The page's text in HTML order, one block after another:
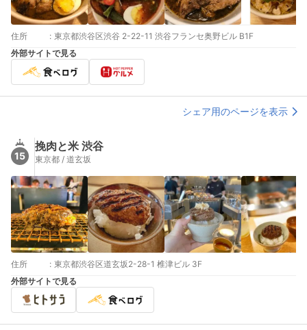
住所 : 東京都渋谷区渋谷 2-22-11 渋谷フランセ奥野ビル B1F
外部サイトで見る
シェア用のページを表示
15
挽肉と米 渋谷
東京都 / 道玄坂
住所 : 東京都渋谷区道玄坂2-28-1 椎津ビル 3F
外部サイトで見る